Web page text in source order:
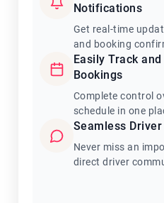
Notifications
Get real-time
and booking
Easily Track
Bookings
Complete control
schedule in one
Seamless Driver
Never miss an
direct driver